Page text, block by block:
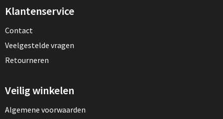
Klantenservice
Contact
Veelgestelde vragen
Retourneren
Veilig winkelen
Algemene voorwaarden